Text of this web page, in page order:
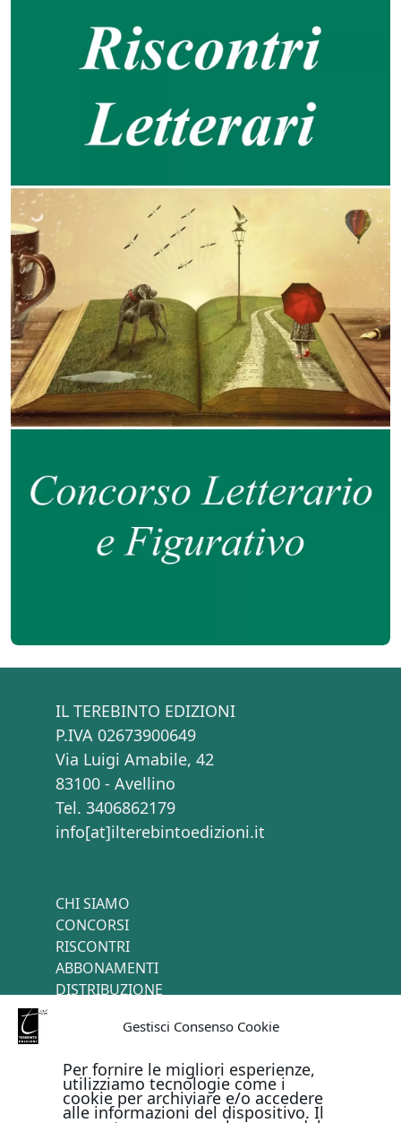
Gestisci Consenso Cookie
Per fornire le migliori esperienze,
utilizziamo tecnologie come i
cookie per archiviare e/o accedere
alle informazioni del dispositivo. Il
IL TEREBINTO EDIZIONI
P.IVA 02673900649
Via Luigi Amabile, 42
83100 - Avellino
Tel. 3406862179
info[at]ilterebintoedizioni.it
CHI SIAMO
CONCORSI
RISCONTRI
ABBONAMENTI
DISTRIBUZIONE
PAGAMENTI ONLINE CON